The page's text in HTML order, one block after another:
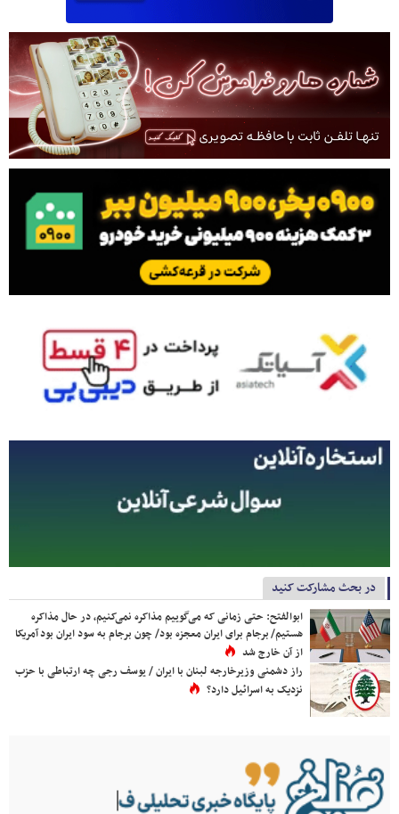
در بحث مشارکت کنید
ابوالفتح: حتی زمانی که می‌گوییم مذاکره نمی‌کنیم، در حال مذاکره
هستیم/ برجام برای ایران معجزه بود/ چون برجام به سود ایران بود آمریکا
از آن خارج شد
راز دشمنی وزیرخارجه لبنان با ایران / یوسف رجی چه ارتباطی با حزب
نزدیک به اسرائیل دارد؟